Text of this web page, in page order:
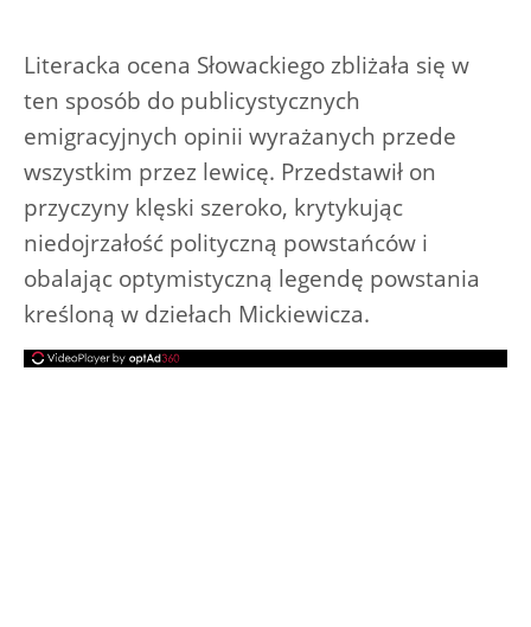
Literacka ocena Słowackiego zbliżała się w
ten sposób do publicystycznych
emigracyjnych opinii wyrażanych przede
wszystkim przez lewicę. Przedstawił on
przyczyny klęski szeroko, krytykując
niedojrzałość polityczną powstańców i
obalając optymistyczną legendę powstania
kreśloną w dziełach Mickiewicza.